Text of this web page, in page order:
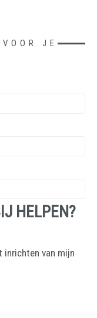
HELPEN?
inrichten van mijn